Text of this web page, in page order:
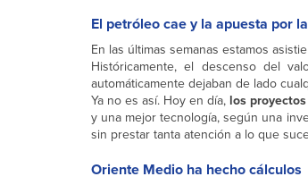
El petróleo cae y la apuesta por
En las últimas semanas estamos
Históricamente, el descenso del
automáticamente dejaban de lado
Ya no es así. Hoy en día, los
y una mejor tecnología, según una
sin prestar tanta atención a lo que
Oriente Medio ha hecho cálculos